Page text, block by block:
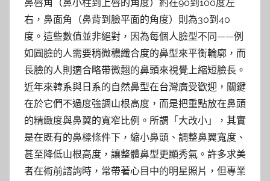
鼻唇角（鼻小柱到上唇的角度）約在90到100度左
右，鼻面角（鼻背到臉平面的角度）則為30到40
度。這些數值並非絕對，因為每個人臉型不同——例
如圓臉的人需要稍微穠纖合度的鼻型來平衡輪廓，而
長臉的人則適合略帶微翹的鼻頭來視覺上縮短臉長。
近年來韓系與日系的自然鼻型在台灣廣受歡迎，關鍵
在於它們不過度強調山根高度，而是把重點放在鼻頭
的精緻度與鼻翼的寬窄比例。所謂「大改小」，其實
是在既有的鼻樑條件下，縮小鼻頭、調整鼻翼寬度、
甚至降低山根高度，讓整體鼻型更顯秀氣。許多求美
者在術前諮詢時，常帶著心目中的明星照片，但專業